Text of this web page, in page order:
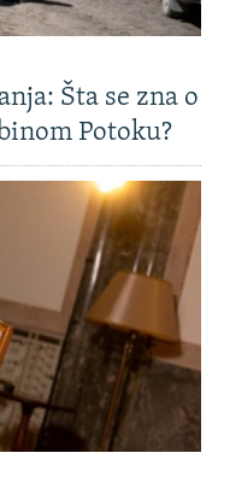
Šta se zna o
Potoku?